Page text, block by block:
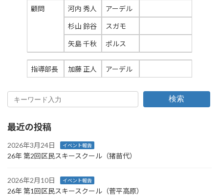
顧問 河内 秀人 アーデル
杉山 鈴谷 スガモ
矢島 千秋 ポルス
指導部長 加藤 正人 アーデル
検索
最近の投稿
2026年3月24日 イベント報告
26年 第2回区民スキースクール（猪苗代）
2026年2月10日 イベント報告
26年 第1回区民スキースクール（菅平高原）